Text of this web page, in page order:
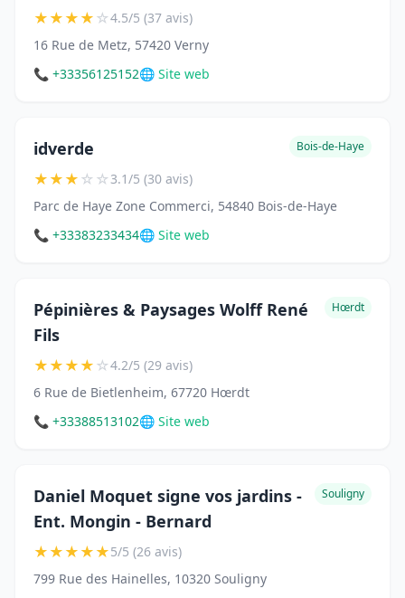
★★★★☆4.5/5 (37 avis)
16 Rue de Metz, 57420 Verny
📞 +33356125152🌐 Site web
idverde Bois-de-Haye
★★★☆☆3.1/5 (30 avis)
Parc de Haye Zone Commerci, 54840 Bois-de-Haye
📞 +33383233434🌐 Site web
Pépinières & Paysages Wolff René
Fils
Hœrdt
★★★★☆4.2/5 (29 avis)
6 Rue de Bietlenheim, 67720 Hœrdt
📞 +33388513102🌐 Site web
Daniel Moquet signe vos jardins -
Ent. Mongin - Bernard
Souligny
★★★★★5/5 (26 avis)
799 Rue des Hainelles, 10320 Souligny